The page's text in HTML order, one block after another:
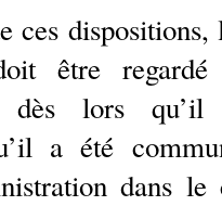
ces
être
dès lors
a été
dans